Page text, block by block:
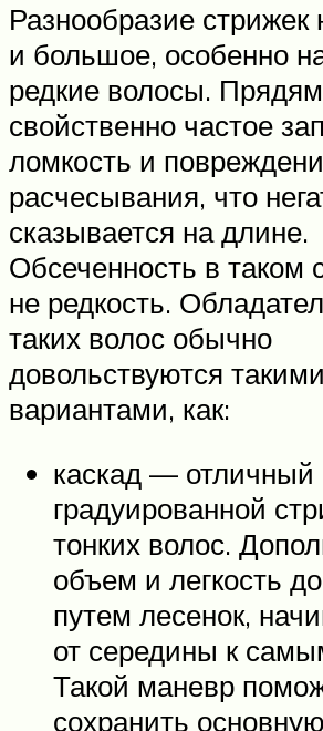
Разнообразие стрижек
и большое, особенно
редкие волосы. Прядям
свойственно частое
ломкость и
расчесывания, что
сказывается на длине.
Обсеченность в таком
не редкость.
таких волос обычно
довольствуются такими
вариантами, как:
каскад — отличный
градуированной
тонких волос.
объем и легкость
путем лесенок,
от середины к
Такой маневр
сохранить